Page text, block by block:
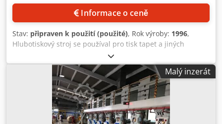
Informace o ceně
Stav: připraven k použití (použité), Rok výroby: 1996,
Hlubotiskový stroj se používal pro tisk tapet a jiných
podkladů. Počet tiskových jednotek: 7, šířka pásu: 59 mm,
max. šířka tisku: 53 mm, max. průměr válce: 1000 mm.
Pohon královským hřídelem / DW 1 + 7, možný pohon
jedním hřídelem. Odvíjení s pomocnou zvedací plošinou.
Mezisušička provozovaná s termálním olejem. Tiskový
substrát z papíru a netkané textilie, rejstříkové řízení.
Chedpfer Equysx Aprja
Malý inzerát